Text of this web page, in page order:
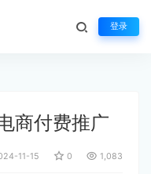
登录
商付费推广
11-15 0 1,083